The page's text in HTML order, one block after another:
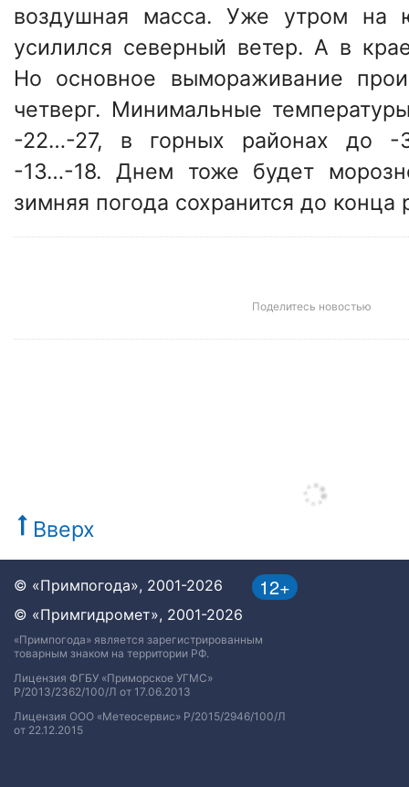
воздушная масса. Уже утром на
усилился северный ветер. А в
Но основное вымораживание
четверг. Минимальные
-22…-27, в горных районах до -
-13…-18. Днем тоже будет
зимняя погода сохранится до конца
Поделитесь новостью
Вверх
12+
© «Примпогода», 2001-2026
© «Примгидромет», 2001-2026
«Примпогода» является зарегистрированным
товарным знаком на территории РФ.
Лицензия ФГБУ «Приморское УГМС»
Р/2013/2362/100/Л от 17.06.2013
Лицензия ООО «Метеосервис» Р/2015/2946/100/Л
от 22.12.2015